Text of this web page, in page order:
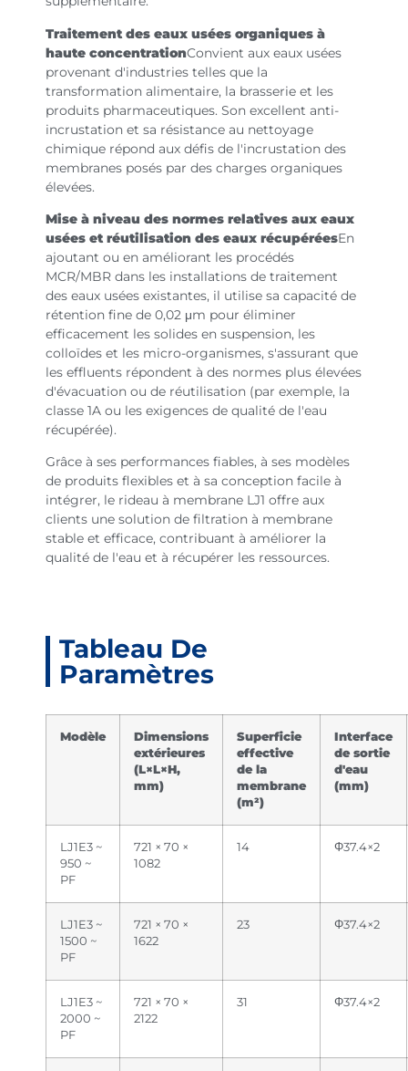
Traitement des eaux usées organiques à
haute concentrationConvient aux eaux usées
provenant d'industries telles que la
transformation alimentaire, la brasserie et les
produits pharmaceutiques. Son excellent anti-
incrustation et sa résistance au nettoyage
chimique répond aux défis de l'incrustation des
membranes posés par des charges organiques
élevées.
Mise à niveau des normes relatives aux eaux
usées et réutilisation des eaux récupéréesEn
ajoutant ou en améliorant les procédés
MCR/MBR dans les installations de traitement
des eaux usées existantes, il utilise sa capacité de
rétention fine de 0,02 μm pour éliminer
efficacement les solides en suspension, les
colloïdes et les micro-organismes, s'assurant que
les effluents répondent à des normes plus élevées
d'évacuation ou de réutilisation (par exemple, la
classe 1A ou les exigences de qualité de l'eau
récupérée).
Grâce à ses performances fiables, à ses modèles
de produits flexibles et à sa conception facile à
intégrer, le rideau à membrane LJ1 offre aux
clients une solution de filtration à membrane
stable et efficace, contribuant à améliorer la
qualité de l'eau et à récupérer les ressources.
Tableau De
Paramètres
Modèle
Dimensions
extérieures
(L×L×H,
mm)
Superficie
effective
de la
membrane
(m²)
Interface
de sortie
d'eau
(mm)
LJ1E3 ~
950 ~
PF
721 × 70 ×
1082
14 Φ37.4×2
LJ1E3 ~
1500 ~
PF
721 × 70 ×
1622
23 Φ37.4×2
LJ1E3 ~
2000 ~
PF
721 × 70 ×
2122
31 Φ37.4×2